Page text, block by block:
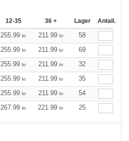
12-35 36 + Lager Antall.
255.99 kr 211.99 kr
58
255.99 kr 211.99 kr
69
255.99 kr 211.99 kr
32
255.99 kr 211.99 kr
35
255.99 kr 211.99 kr
54
267.99 kr 221.99 kr 25